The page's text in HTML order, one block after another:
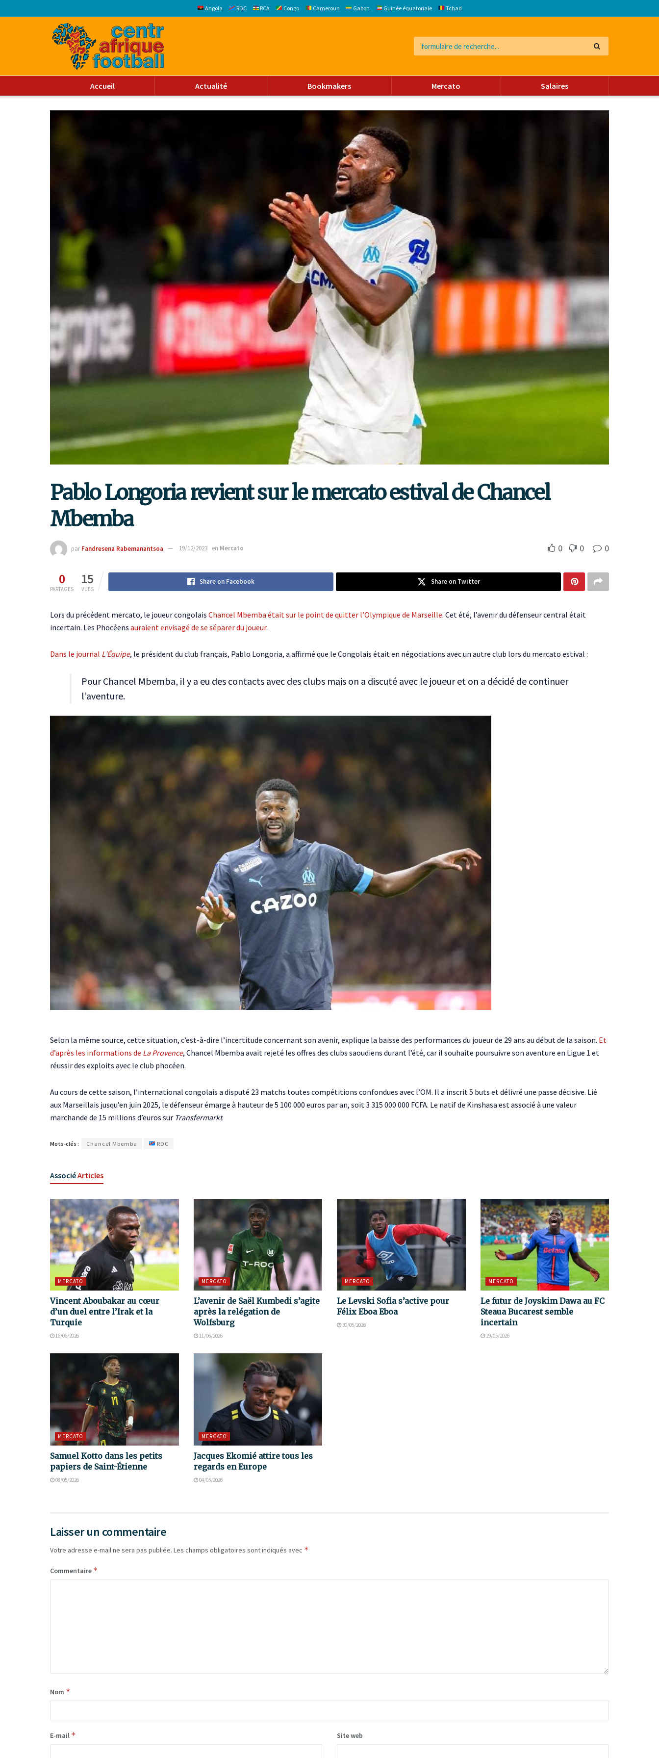
Angola RDC RCA Congo Cameroun Gabon Guinée équatoriale Tchad
Accueil Actualité Bookmakers Mercato Salaires
Pablo Longoria revient sur le mercato estival de Chancel
Mbemba
par Fandresena Rabemanantsoa 19/12/2023 en Mercato 0 0 0
0
PARTAGES
15
VUES
Share on Facebook Share on Twitter
Lors du précédent mercato, le joueur congolais Chancel Mbemba était sur le point de quitter l’Olympique de Marseille. Cet été, l’avenir du défenseur central était
incertain. Les Phocéens auraient envisagé de se séparer du joueur.
Dans le journal L’Équipe, le président du club français, Pablo Longoria, a affirmé que le Congolais était en négociations avec un autre club lors du mercato estival :
Pour Chancel Mbemba, il y a eu des contacts avec des clubs mais on a discuté avec le joueur et on a décidé de continuer
l’aventure.
Selon la même source, cette situation, c’est-à-dire l’incertitude concernant son avenir, explique la baisse des performances du joueur de 29 ans au début de la saison. Et
d’après les informations de La Provence, Chancel Mbemba avait rejeté les offres des clubs saoudiens durant l’été, car il souhaite poursuivre son aventure en Ligue 1 et
réussir des exploits avec le club phocéen.
Au cours de cette saison, l’international congolais a disputé 23 matchs toutes compétitions confondues avec l’OM. Il a inscrit 5 buts et délivré une passe décisive. Lié
aux Marseillais jusqu’en juin 2025, le défenseur émarge à hauteur de 5 100 000 euros par an, soit 3 315 000 000 FCFA. Le natif de Kinshasa est associé à une valeur
marchande de 15 millions d’euros sur Transfermarkt.
Mots-clés : Chancel Mbemba RDC
AssociéArticles
MERCATO
Vincent Aboubakar au cœur
d’un duel entre l’Irak et la
Turquie
16/06/2026
MERCATO
L’avenir de Saël Kumbedi s’agite
après la relégation de
Wolfsburg
11/06/2026
MERCATO
Le Levski Sofia s’active pour
Félix Eboa Eboa
30/05/2026
MERCATO
Le futur de Joyskim Dawa au FC
Steaua Bucarest semble
incertain
19/05/2026
MERCATO
Samuel Kotto dans les petits
papiers de Saint-Étienne
08/05/2026
MERCATO
Jacques Ekomié attire tous les
regards en Europe
04/05/2026
Laisser un commentaire
Votre adresse e-mail ne sera pas publiée. Les champs obligatoires sont indiqués avec *
Commentaire *
Nom *
E-mail * Site web